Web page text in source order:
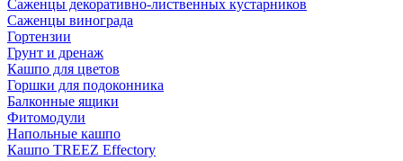
Саженцы декоративно-лиственных кустарников
Саженцы винограда
Гортензии
Грунт и дренаж
Кашпо для цветов
Горшки для подоконника
Балконные ящики
Фитомодули
Напольные кашпо
Кашпо TREEZ Effectory